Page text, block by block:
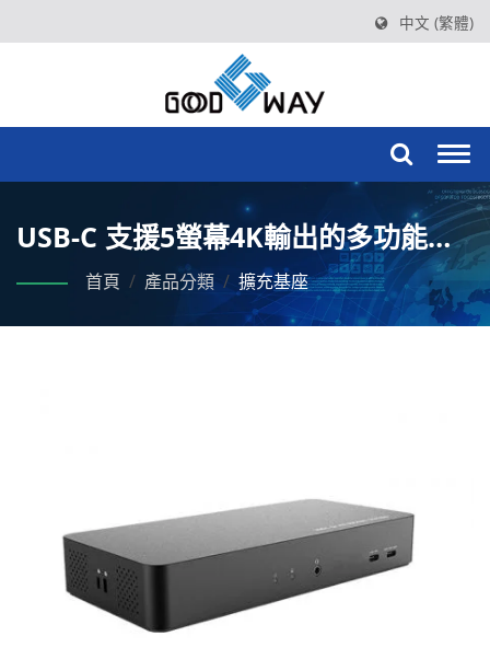
中文 (繁體)
USB-C 支援5螢幕4K輸出的多功能影
像擴充基座
首頁 / 產品分類 / 擴充基座